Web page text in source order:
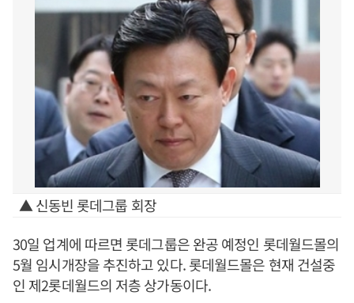
▲ 신동빈 롯데그룹 회장
30일 업계에 따르면 롯데그룹은 완공 예정인 롯데월드몰의
5월 임시개장을 추진하고 있다. 롯데월드몰은 현재 건설중
인 제2롯데월드의 저층 상가동이다.